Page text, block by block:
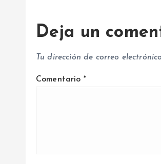
Deja un
Tu dirección de correo
Comentario *